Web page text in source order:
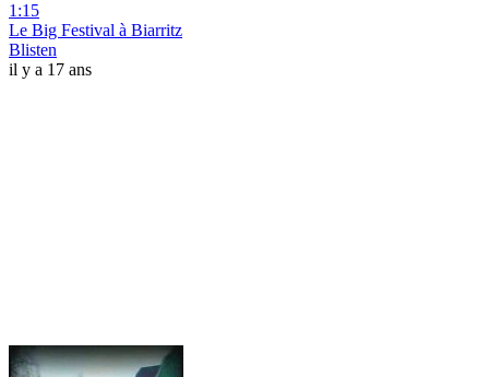
1:15
Le Big Festival à Biarritz
Blisten
il y a 17 ans